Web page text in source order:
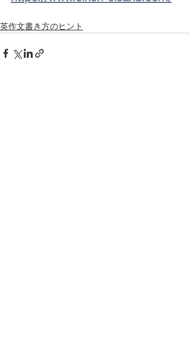
英作文書き方のヒント